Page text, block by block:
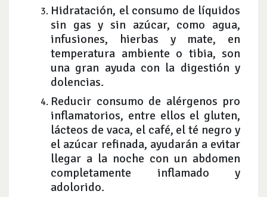
Hidratación, el consumo de líquidos
sin gas y sin azúcar, como agua,
infusiones, hierbas y mate, en
temperatura ambiente o tibia, son
una gran ayuda con la digestión y
dolencias.
Reducir consumo de alérgenos pro
inflamatorios, entre ellos el gluten,
lácteos de vaca, el café, el té negro y
el azúcar refinada, ayudarán a evitar
llegar a la noche con un abdomen
completamente inflamado y
adolorido.